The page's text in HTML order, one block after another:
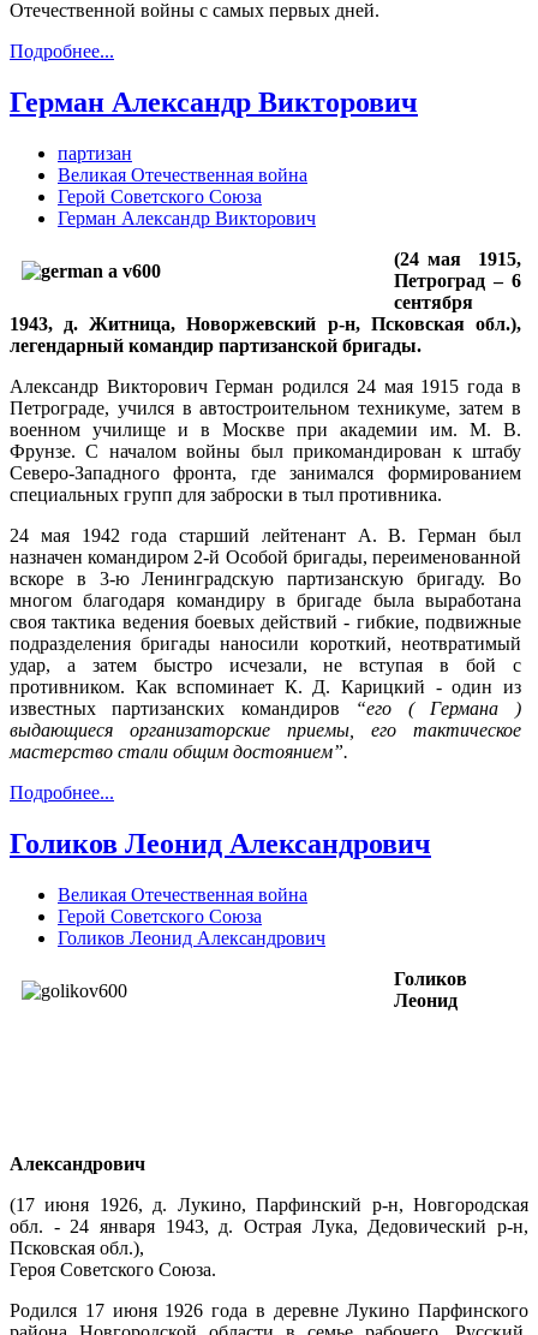
Отечественной войны с самых первых дней.
Подробнее...
Герман Александр Викторович
партизан
Великая Отечественная война
Герой Советского Союза
Герман Александр Викторович
(24 мая 1915,
Петроград – 6
сентября
1943, д. Житница, Новоржевский р-н, Псковская обл.),
легендарный командир партизанской бригады.
Александр Викторович Герман родился 24 мая 1915 года в
Петрограде, учился в автостроительном техникуме, затем в
военном училище и в Москве при академии им. М. В.
Фрунзе. С началом войны был прикомандирован к штабу
Северо-Западного фронта, где занимался формированием
специальных групп для заброски в тыл противника.
24 мая 1942 года старший лейтенант А. В. Герман был
назначен командиром 2-й Особой бригады, переименованной
вскоре в 3-ю Ленинградскую партизанскую бригаду. Во
многом благодаря командиру в бригаде была выработана
своя тактика ведения боевых действий - гибкие, подвижные
подразделения бригады наносили короткий, неотвратимый
удар, а затем быстро исчезали, не вступая в бой с
противником. Как вспоминает К. Д. Карицкий - один из
известных партизанских командиров “его ( Германа )
выдающиеся организаторские приемы, его тактическое
мастерство стали общим достоянием”.
Подробнее...
Голиков Леонид Александрович
Великая Отечественная война
Герой Советского Союза
Голиков Леонид Александрович
Голиков
Леонид
Александрович
(17 июня 1926, д. Лукино, Парфинский р-н, Новгородская
обл. - 24 января 1943, д. Острая Лука, Дедовический р-н,
Псковская обл.),
Героя Советского Союза.
Родился 17 июня 1926 года в деревне Лукино Парфинского